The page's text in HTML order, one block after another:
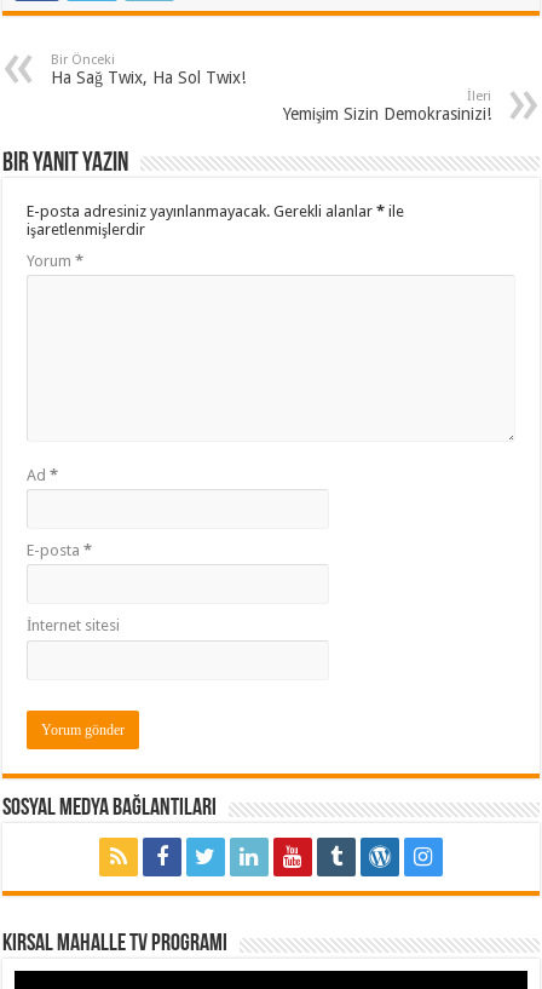
Bir Önceki
Ha Sağ Twix, Ha Sol Twix!
İleri
Yemişim Sizin Demokrasinizi!
Bir yanıt yazın
E-posta adresiniz yayınlanmayacak. Gerekli alanlar* ile
işaretlenmişlerdir
Yorum*
Ad*
E-posta*
İnternet sitesi
Sosyal Medya Bağlantıları
Kırsal Mahalle TV Programı